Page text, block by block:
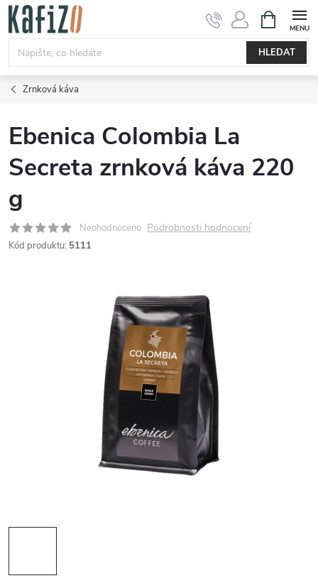
Přejít
obsah
HLEDAT
NÁKUPNÍ
KOŠÍK
Zrnková káva
Ebenica Colombia La
Secreta zrnková káva 220
g
Neohodnoceno Podrobnosti hodnocení
Kód produktu: 5111